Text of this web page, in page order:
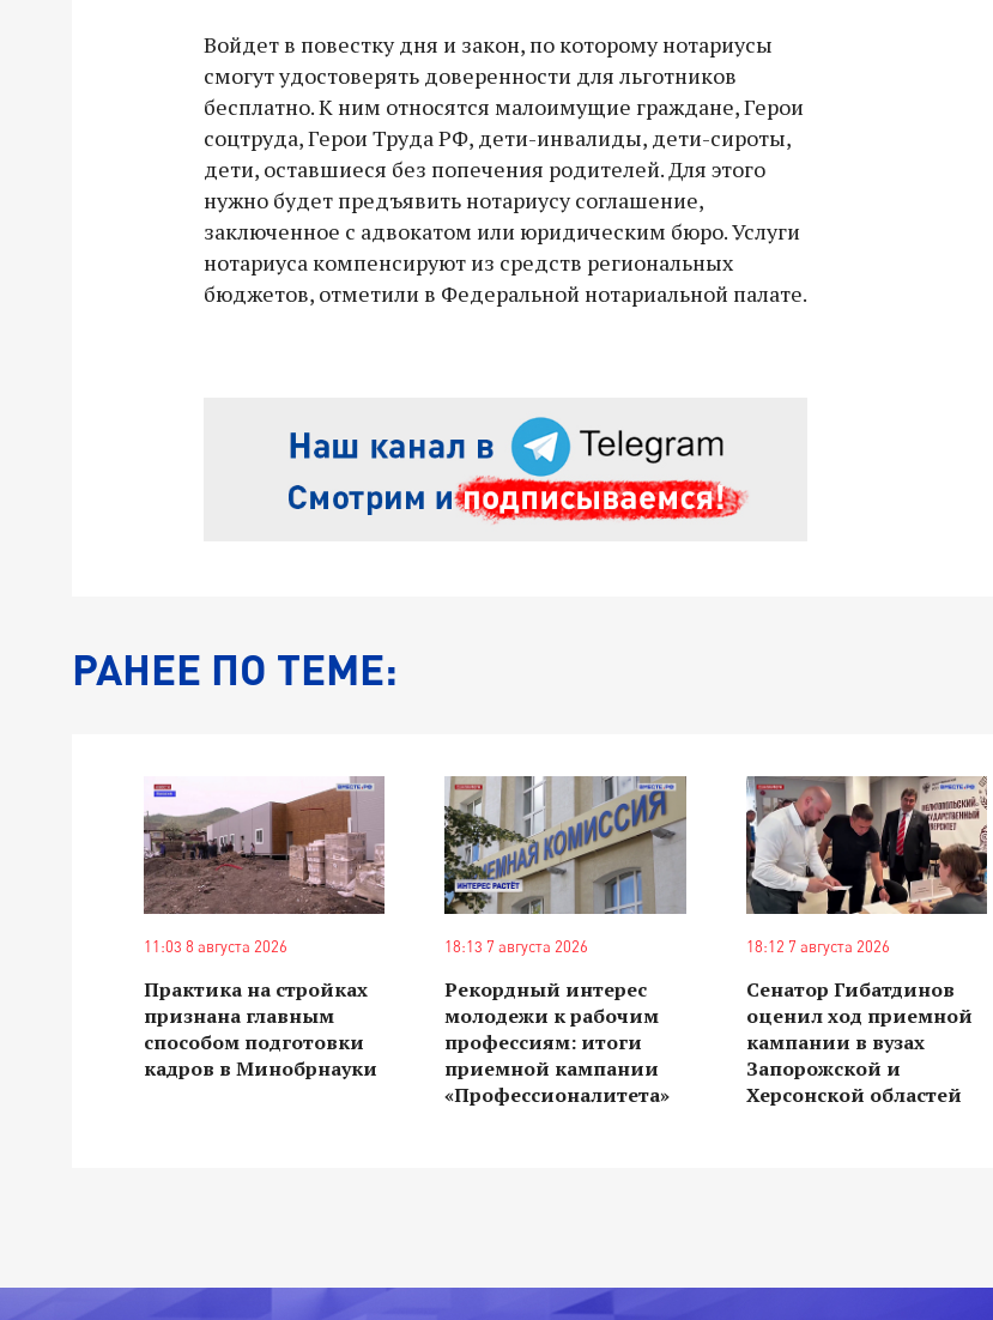
Войдет в повестку дня и закон, по которому нотариусы
смогут удостоверять доверенности для льготников
бесплатно. К ним относятся малоимущие граждане, Герои
соцтруда, Герои Труда РФ, дети-инвалиды, дети-сироты,
дети, оставшиеся без попечения родителей. Для этого
нужно будет предъявить нотариусу соглашение,
заключенное с адвокатом или юридическим бюро. Услуги
нотариуса компенсируют из средств региональных
бюджетов, отметили в Федеральной нотариальной палате.
РАНЕЕ ПО ТЕМЕ:
11:03 8 августа 2026
Практика на стройках
признана главным
способом подготовки
кадров в Минобрнауки
18:13 7 августа 2026
Рекордный интерес
молодежи к рабочим
профессиям: итоги
приемной кампании
«Профессионалитета»
18:12 7 августа 2026
Сенатор Гибатдинов
оценил ход приемной
кампании в вузах
Запорожской и
Херсонской областей